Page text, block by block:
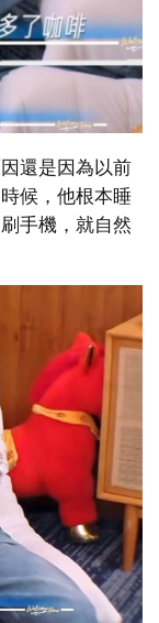
還是因為以前
候，他根本睡
手機，就自然